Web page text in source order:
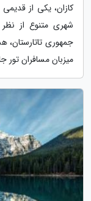
کازان، یکی از
شهری متنوع از
جمهوری
میزبان مسافران